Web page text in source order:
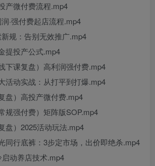
产微付费流程.mp4
·强付费起店流程.mp4
规：告别无效推广.mp4
提投产公式.mp4
下课复盘）高利润强付费.mp4
活动实战：从打平到打爆.mp4
盘）高投产微付费.mp4
规强付费）矩阵版SOP.mp4
盘）2025活动玩法.mp4
同行底裤：3步定市场，出价即绝杀.mp4
动养店技术.mp4